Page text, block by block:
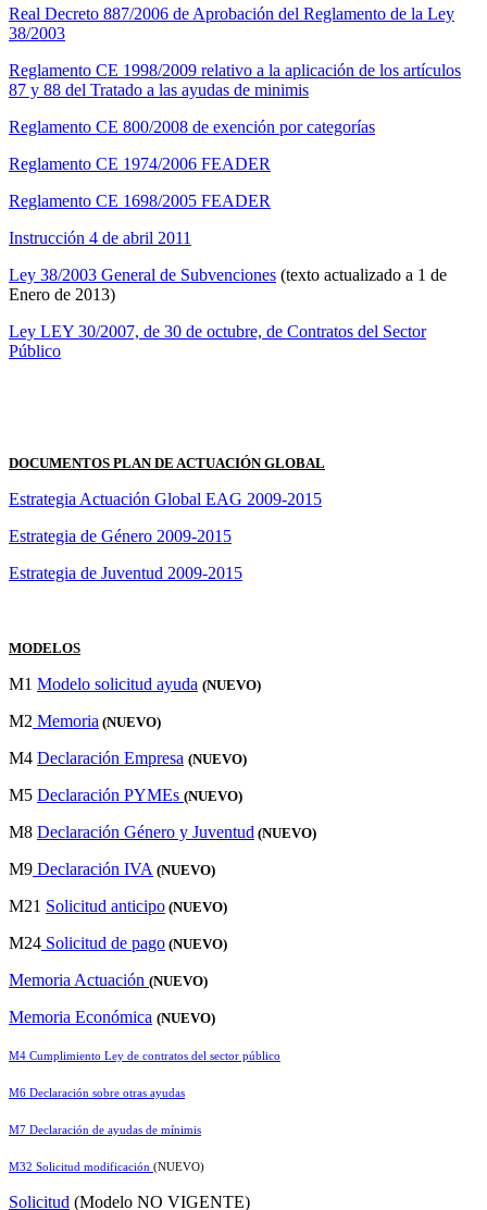
Real Decreto 887/2006 de Aprobación del Reglamento de la Ley
38/2003
Reglamento CE 1998/2009 relativo a la aplicación de los artículos
87 y 88 del Tratado a las ayudas de minimis
Reglamento CE 800/2008 de exención por categorías
Reglamento CE 1974/2006 FEADER
Reglamento CE 1698/2005 FEADER
Instrucción 4 de abril 2011
Ley 38/2003 General de Subvenciones (texto actualizado a 1 de
Enero de 2013)
Ley LEY 30/2007, de 30 de octubre, de Contratos del Sector
Público
DOCUMENTOS PLAN DE ACTUACIÓN GLOBAL
Estrategia Actuación Global EAG 2009-2015
Estrategia de Género 2009-2015
Estrategia de Juventud 2009-2015
MODELOS
M1 Modelo solicitud ayuda (NUEVO)
M2 Memoria (NUEVO)
M4 Declaración Empresa (NUEVO)
M5 Declaración PYMEs (NUEVO)
M8 Declaración Género y Juventud (NUEVO)
M9 Declaración IVA (NUEVO)
M21 Solicitud anticipo (NUEVO)
M24 Solicitud de pago (NUEVO)
Memoria Actuación (NUEVO)
Memoria Económica (NUEVO)
M4 Cumplimiento Ley de contratos del sector público
M6 Declaración sobre otras ayudas
M7 Declaración de ayudas de mínimis
M32 Solicitud modificación (NUEVO)
Solicitud (Modelo NO VIGENTE)